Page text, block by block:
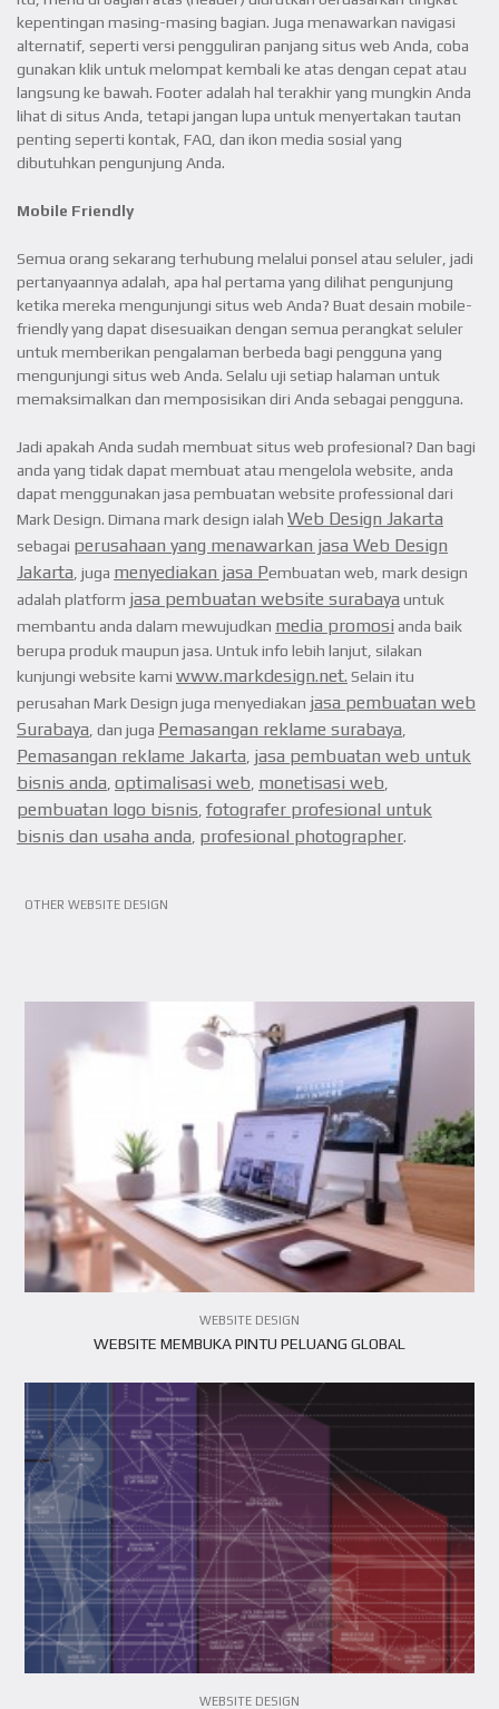
kepentingan masing-masing bagian. Juga menawarkan navigasi
alternatif, seperti versi pengguliran panjang situs web Anda, coba
gunakan klik untuk melompat kembali ke atas dengan cepat atau
langsung ke bawah. Footer adalah hal terakhir yang mungkin Anda
lihat di situs Anda, tetapi jangan lupa untuk menyertakan tautan
penting seperti kontak, FAQ, dan ikon media sosial yang
dibutuhkan pengunjung Anda.
Mobile Friendly
Semua orang sekarang terhubung melalui ponsel atau seluler, jadi
pertanyaannya adalah, apa hal pertama yang dilihat pengunjung
ketika mereka mengunjungi situs web Anda? Buat desain mobile-
friendly yang dapat disesuaikan dengan semua perangkat seluler
untuk memberikan pengalaman berbeda bagi pengguna yang
mengunjungi situs web Anda. Selalu uji setiap halaman untuk
memaksimalkan dan memposisikan diri Anda sebagai pengguna.
Jadi apakah Anda sudah membuat situs web profesional? Dan bagi
anda yang tidak dapat membuat atau mengelola website, anda
dapat menggunakan jasa pembuatan website professional dari
Mark Design. Dimana mark design ialah Web Design Jakarta
sebagai perusahaan yang menawarkan jasa Web Design
Jakarta, juga menyediakan jasa Pembuatan web, mark design
adalah platform jasa pembuatan website surabaya untuk
membantu anda dalam mewujudkan media promosi anda baik
berupa produk maupun jasa. Untuk info lebih lanjut, silakan
kunjungi website kami www.markdesign.net. Selain itu
perusahan Mark Design juga menyediakan jasa pembuatan web
Surabaya, dan juga Pemasangan reklame surabaya,
Pemasangan reklame Jakarta, jasa pembuatan web untuk
bisnis anda, optimalisasi web, monetisasi web,
pembuatan logo bisnis, fotografer profesional untuk
bisnis dan usaha anda, profesional photographer.
OTHER WEBSITE DESIGN
WEBSITE DESIGN
​WEBSITE MEMBUKA PINTU PELUANG GLOBAL
VIEW ARTICLE
WEBSITE DESIGN
VIEW ARTICLE